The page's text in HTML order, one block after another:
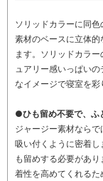
ソリッドカラーに同
素材のベースに立体
ます。ソリッドカラ
ュアリー感いっぱい
なイメージで寝室を彩
●ひも留め不要で、ふ
ジャージー素材なら
吸い付くように密着
も留めする必要があ
着性を高めてくれる